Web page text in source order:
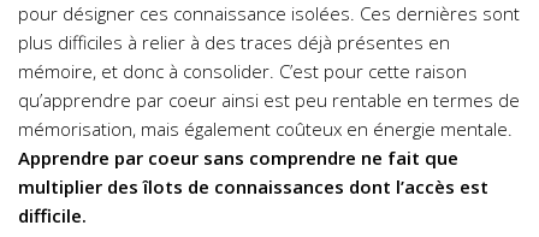
pour désigner ces connaissance isolées. Ces dernières sont
plus difficiles à relier à des traces déjà présentes en
mémoire, et donc à consolider. C’est pour cette raison
qu’apprendre par coeur ainsi est peu rentable en termes de
mémorisation, mais également coûteux en énergie mentale.
Apprendre par coeur sans comprendre ne fait que
multiplier des îlots de connaissances dont l’accès est
difficile.